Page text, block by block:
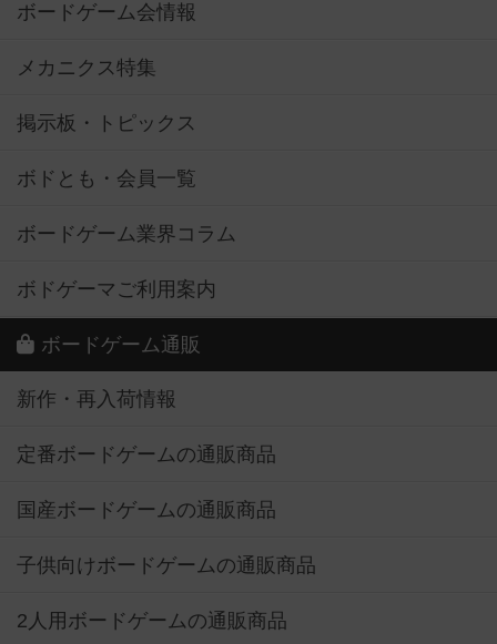
ボードゲーム会情報
メカニクス特集
掲示板・トピックス
ボドとも・会員一覧
ボードゲーム業界コラム
ボドゲーマご利用案内
ボードゲーム通販
新作・再入荷情報
定番ボードゲームの通販商品
国産ボードゲームの通販商品
子供向けボードゲームの通販商品
2人用ボードゲームの通販商品